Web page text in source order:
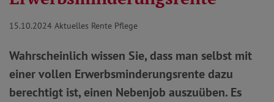
15.10.2024 Aktuelles Rente Pflege
Wahrscheinlich wissen Sie, dass man selbst mit
einer vollen Erwerbsminderungsrente dazu
berechtigt ist, einen Nebenjob auszuüben. Es